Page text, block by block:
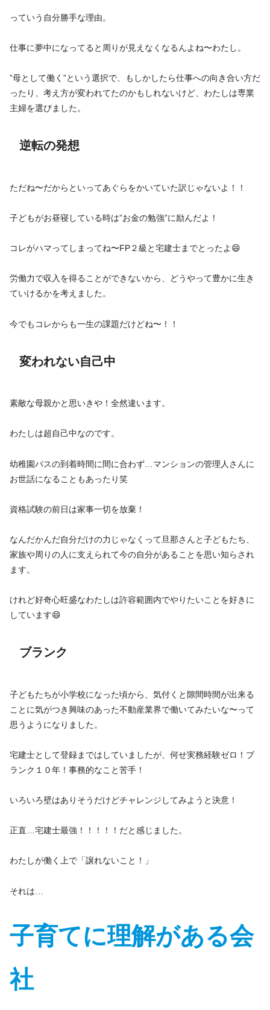
っていう自分勝手な理由。
仕事に夢中になってると周りが見えなくなるんよね〜わたし。
”母として働く”という選択で、もしかしたら仕事への向き合い方だ
ったり、考え方が変われてたのかもしれないけど、わたしは専業
主婦を選びました。
逆転の発想
ただね〜だからといってあぐらをかいていた訳じゃないよ！！
子どもがお昼寝している時は”お金の勉強”に励んだよ！
コレがハマってしまってね〜FP２級と宅建士までとったよ😄
労働力で収入を得ることができないから、どうやって豊かに生き
ていけるかを考えました。
今でもコレからも一生の課題だけどね〜！！
変われない自己中
素敵な母親かと思いきや！全然違います。
わたしは超自己中なのです。
幼稚園バスの到着時間に間に合わず…マンションの管理人さんに
お世話になることもあったり笑
資格試験の前日は家事一切を放棄！
なんだかんだ自分だけの力じゃなくって旦那さんと子どもたち、
家族や周りの人に支えられて今の自分があることを思い知らされ
ます。
けれど好奇心旺盛なわたしは許容範囲内でやりたいことを好きに
しています😄
ブランク
子どもたちが小学校になった頃から、気付くと隙間時間が出来る
ことに気がつき興味のあった不動産業界で働いてみたいな〜って
思うようになりました。
宅建士として登録まではしていましたが、何せ実務経験ゼロ！ブ
ランク１０年！事務的なこと苦手！
いろいろ壁はありそうだけどチャレンジしてみようと決意！
正直…宅建士最強！！！！！だと感じました。
わたしが働く上で「譲れないこと！」
それは…
子育てに理解がある会
社